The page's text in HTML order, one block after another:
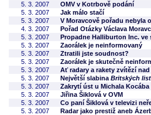
5. 3. 2007
OMV v Kotrbově podání
5. 3. 2007
Jak málo stačí
5. 3. 2007
V Moravcově pořadu nebyla
4. 3. 2007
Pořad Otázky Václava
5. 3. 2007
Propadne Halliburton Inc. ve
5. 3. 2007
Zaorálek je neinformovaný
5. 3. 2007
Ztratili jste soudnost?
5. 3. 2007
Zaorálek je skutečně
5. 3. 2007
Ať radary a rakety zvítězí
5. 3. 2007
Největší slabina Britských
5. 3. 2007
Zakrytí úst u Michala Kocába
5. 3. 2007
Jiřina Šiklová v OVM
5. 3. 2007
Co paní Šiklová v televizi
5. 3. 2007
Radar jako prestiž aneb